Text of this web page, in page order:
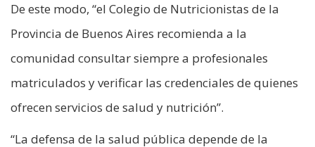
De este modo, “el Colegio de Nutricionistas de la
Provincia de Buenos Aires recomienda a la
comunidad consultar siempre a profesionales
matriculados y verificar las credenciales de quienes
ofrecen servicios de salud y nutrición”.
“La defensa de la salud pública depende de la